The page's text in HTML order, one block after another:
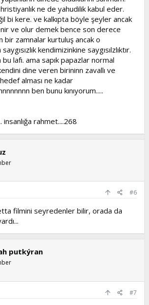
ne de yahudilik kabul eder.
bi kere. ve kalkıpta böyle şeyler ancak
ve olur demek bence son derece
bir zamnalar kurtuluş ancak o
kendimizinkine saygısılzlıktır.
lafı. ama sapık papazlar normal
dine veren birininn zavallı ve
alması ne kadar
ben bunu kınıyorum.....
insanlığa rahmet....268
#6
filmini seyredenler bilir, orada da
putkýran
#7